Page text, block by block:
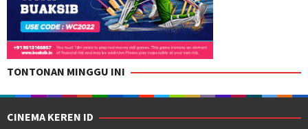
TONTONAN MINGGU INI
CINEMA KEREN ID